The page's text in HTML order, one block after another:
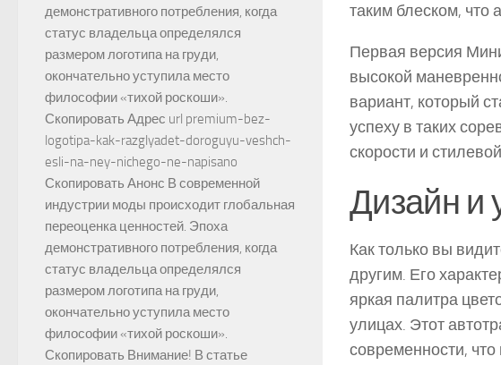
таким блеском, что
Первая версия
высокой
вариант, который
успеху в таких
скорости и
Дизайн и
Как только вы
другим. Его
яркая палитра
улицах. Этот
современности,
демонстративного потребления, когда
статус владельца определялся
размером логотипа на груди,
окончательно уступила место
философии «тихой роскоши».
Скопировать Адрес url premium-bez-
logotipa-kak-razglyadet-doroguyu-veshch-
esli-na-ney-nichego-ne-napisano
Скопировать Анонс В современной
индустрии моды происходит глобальная
переоценка ценностей. Эпоха
демонстративного потребления, когда
статус владельца определялся
размером логотипа на груди,
окончательно уступила место
философии «тихой роскоши».
Скопировать Внимание! В статье